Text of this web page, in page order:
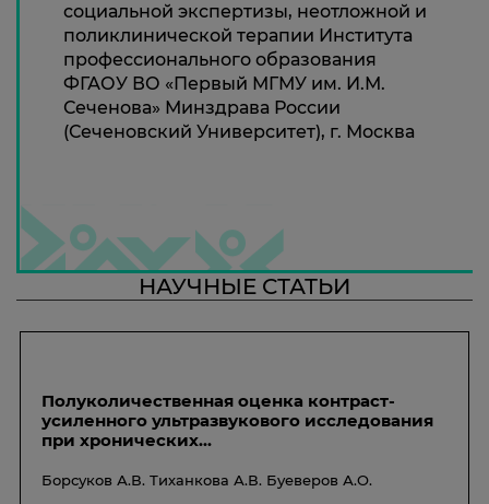
социальной экспертизы, неотложной и
поликлинической терапии Института
профессионального образования
ФГАОУ ВО «Первый МГМУ им. И.М.
Сеченова» Минздрава России
(Сеченовский Университет), г. Москва
НАУЧНЫЕ СТАТЬИ
Полуколичественная оценка контраст-
усиленного ультразвукового исследования
при хронических...
Борсуков А.В. Тиханкова А.В. Буеверов А.О.